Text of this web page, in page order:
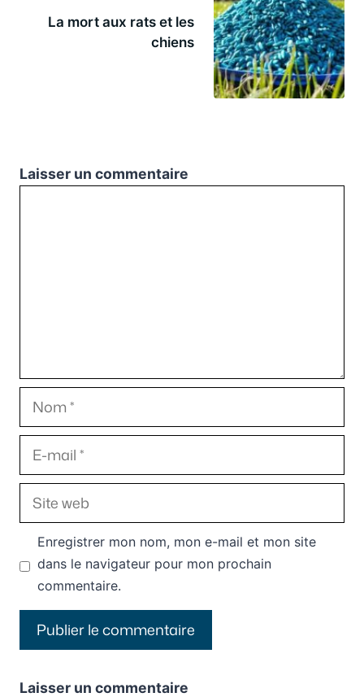
La mort aux rats et les
chiens
Laisser un commentaire
Nom
E-
mail
Site
web
Enregistrer mon nom, mon e-mail et mon site
dans le navigateur pour mon prochain
commentaire.
Laisser un commentaire